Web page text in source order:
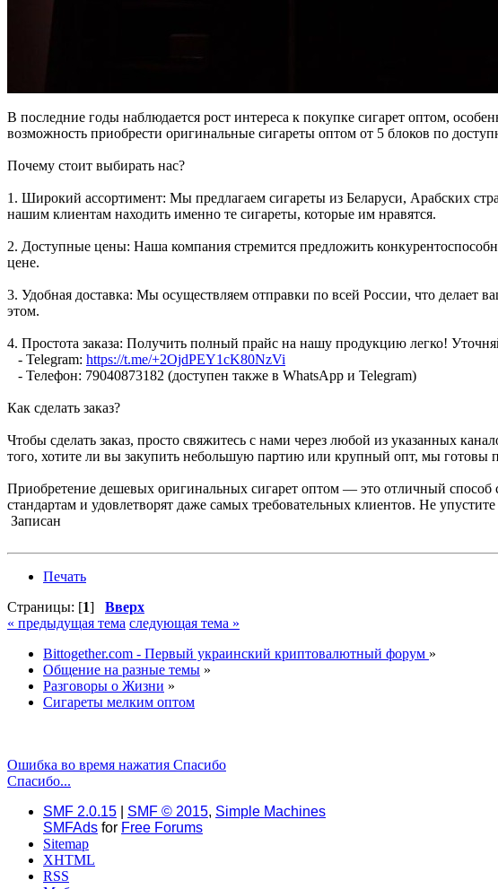
В последние годы наблюдается рост интереса к покупке сигарет оптом,
возможность приобрести оригинальные сигареты оптом от 5 блоков по
Почему стоит выбирать нас?
1. Широкий ассортимент: Мы предлагаем сигареты из Беларуси, Арабских
нашим клиентам находить именно те сигареты, которые им нравятся.
2. Доступные цены: Наша компания стремится предложить
цене.
3. Удобная доставка: Мы осуществляем отправки по всей России, что делает
этом.
4. Простота заказа: Получить полный прайс на нашу продукцию легко!
- Telegram: https://t.me/+2OjdPEY1cK80NzVi
- Телефон: 79040873182 (доступен также в WhatsApp и Telegram)
Как сделать заказ?
Чтобы сделать заказ, просто свяжитесь с нами через любой из указанных
того, хотите ли вы закупить небольшую партию или крупный опт, мы готовы
Приобретение дешевых оригинальных сигарет оптом — это отличный способ
стандартам и удовлетворят даже самых требовательных клиентов. Не
Записан
Печать
Страницы: [1] Вверх
« предыдущая тема следующая тема »
Bittogether.com - Первый украинский криптовалютный форум »
Общение на разные темы »
Разговоры о Жизни »
Сигареты мелким оптом
Ошибка во время нажатия Спасибо
Спасибо...
SMF 2.0.15
SMF © 2015, Simple Machines
SMFAds for Free Forums
Sitemap
XHTML
RSS